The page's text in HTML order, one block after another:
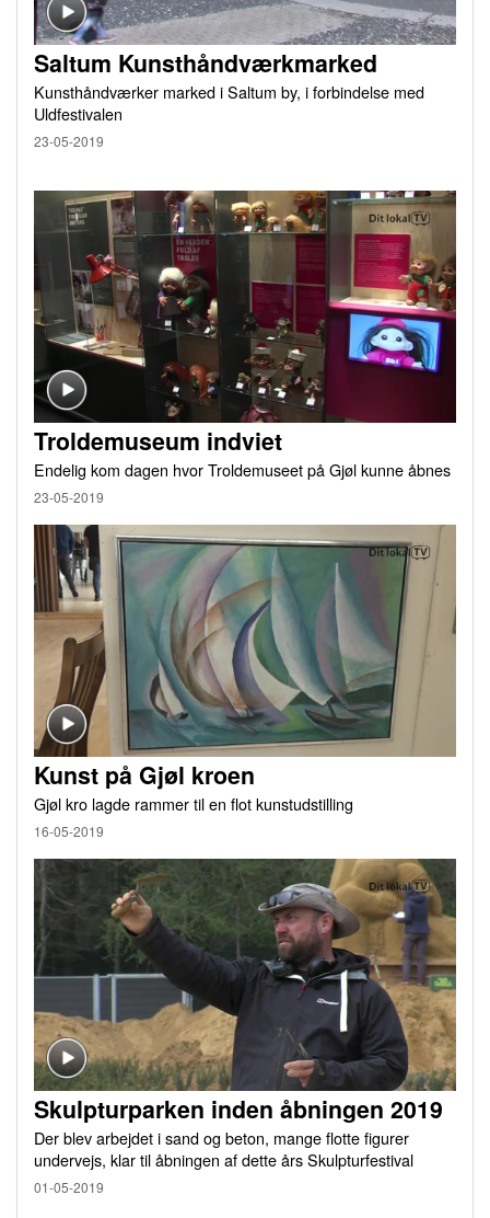
Saltum Kunsthåndværkmarked
Kunsthåndværker marked i Saltum by, i forbindelse med
Uldfestivalen
23-05-2019
Troldemuseum indviet
Endelig kom dagen hvor Troldemuseet på Gjøl kunne åbnes
23-05-2019
Kunst på Gjøl kroen
Gjøl kro lagde rammer til en flot kunstudstilling
16-05-2019
Skulpturparken inden åbningen 2019
Der blev arbejdet i sand og beton, mange flotte figurer
undervejs, klar til åbningen af dette års Skulpturfestival
01-05-2019